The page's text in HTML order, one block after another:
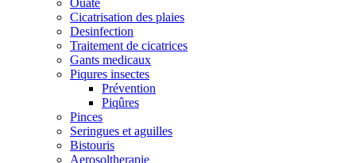
Cicatrisation des plaies
Desinfection
Traitement de cicatrices
Gants medicaux
Piqures insectes
Prévention
Piqûres
Pinces
Seringues et aguilles
Bistouris
Aerosoltherapie